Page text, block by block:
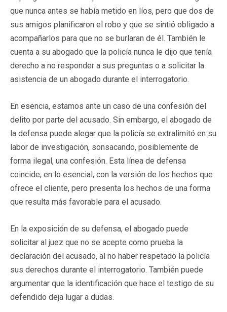
que nunca antes se había metido en líos, pero que dos de
sus amigos planificaron el robo y que se sintió obligado a
acompañarlos para que no se burlaran de él. También le
cuenta a su abogado que la policía nunca le dijo que tenía
derecho a no responder a sus preguntas o a solicitar la
asistencia de un abogado durante el interrogatorio.
En esencia, estamos ante un caso de una confesión del
delito por parte del acusado. Sin embargo, el abogado de
la defensa puede alegar que la policía se extralimitó en su
labor de investigación, sonsacando, posiblemente de
forma ilegal, una confesión. Esta línea de defensa
coincide, en lo esencial, con la versión de los hechos que
ofrece el cliente, pero presenta los hechos de una forma
que resulta más favorable para el acusado.
En la exposición de su defensa, el abogado puede
solicitar al juez que no se acepte como prueba la
declaración del acusado, al no haber respetado la policía
sus derechos durante el interrogatorio. También puede
argumentar que la identificación que hace el testigo de su
defendido deja lugar a dudas.